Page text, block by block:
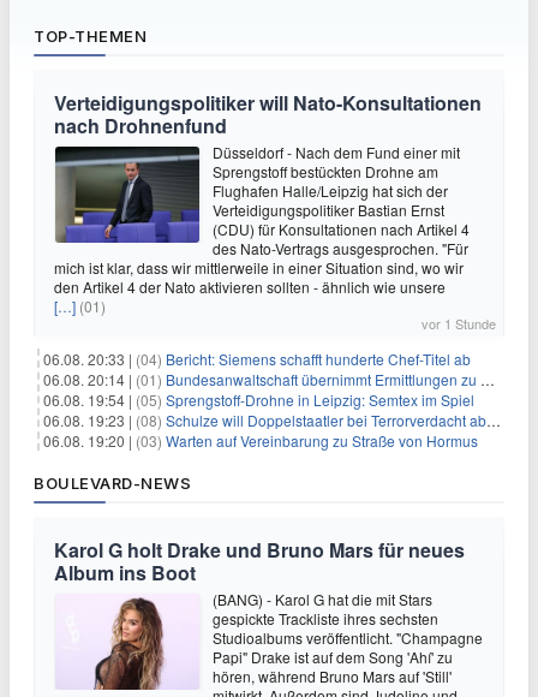
TOP-THEMEN
Verteidigungspolitiker will Nato-Konsultationen
nach Drohnenfund
Düsseldorf - Nach dem Fund einer mit
Sprengstoff bestückten Drohne am
Flughafen Halle/Leipzig hat sich der
Verteidigungspolitiker Bastian Ernst
(CDU) für Konsultationen nach Artikel 4
des Nato-Vertrags ausgesprochen. "Für
mich ist klar, dass wir mittlerweile in einer Situation sind, wo wir
den Artikel 4 der Nato aktivieren sollten - ähnlich wie unsere
[…] (01)
vor 1 Stunde
06.08. 20:33 | (04) Bericht: Siemens schafft hunderte Chef-Titel ab
06.08. 20:14 | (01) Bundesanwaltschaft übernimmt Ermittlungen zu Drohnenvorfall
06.08. 19:54 | (05) Sprengstoff-Drohne in Leipzig: Semtex im Spiel
06.08. 19:23 | (08) Schulze will Doppelstaatler bei Terrorverdacht abschieben
06.08. 19:20 | (03) Warten auf Vereinbarung zu Straße von Hormus
BOULEVARD-NEWS
Karol G holt Drake und Bruno Mars für neues
Album ins Boot
(BANG) - Karol G hat die mit Stars
gespickte Trackliste ihres sechsten
Studioalbums veröffentlicht. "Champagne
Papi" Drake ist auf dem Song 'Ahí' zu
hören, während Bruno Mars auf 'Still'